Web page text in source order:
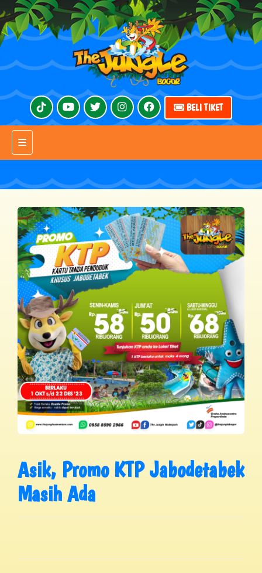
BELI TIKET
Toggle navigation
Asik, Promo KTP Jabodetabek
Masih Ada